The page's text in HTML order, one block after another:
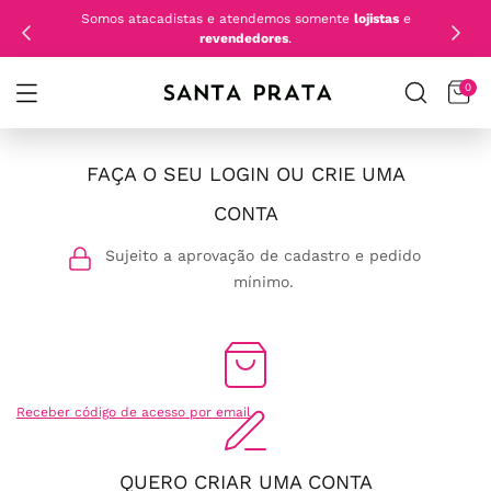
Somos atacadistas e atendemos somente lojistase
revendedores.
0
FAÇA O SEU LOGIN OU CRIE UMA
CONTA
Sujeito a aprovação de cadastro e pedido
mínimo.
Receber código de acesso por email
QUERO CRIAR UMA CONTA